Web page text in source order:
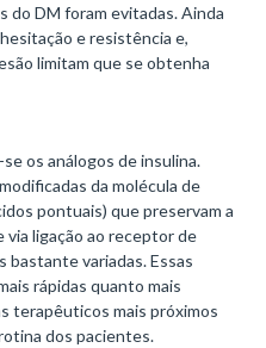
do DM foram evitadas. Ainda
e resistência e,
limitam que se obtenha
os análogos de insulina.
da molécula de
pontuais) que preservam a
via ligação ao receptor de
bastante variadas. Essas
rápidas quanto mais
terapêuticos mais próximos
dos pacientes.